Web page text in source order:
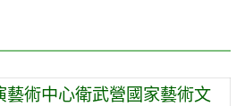
藝術中心衛武營國家藝術文